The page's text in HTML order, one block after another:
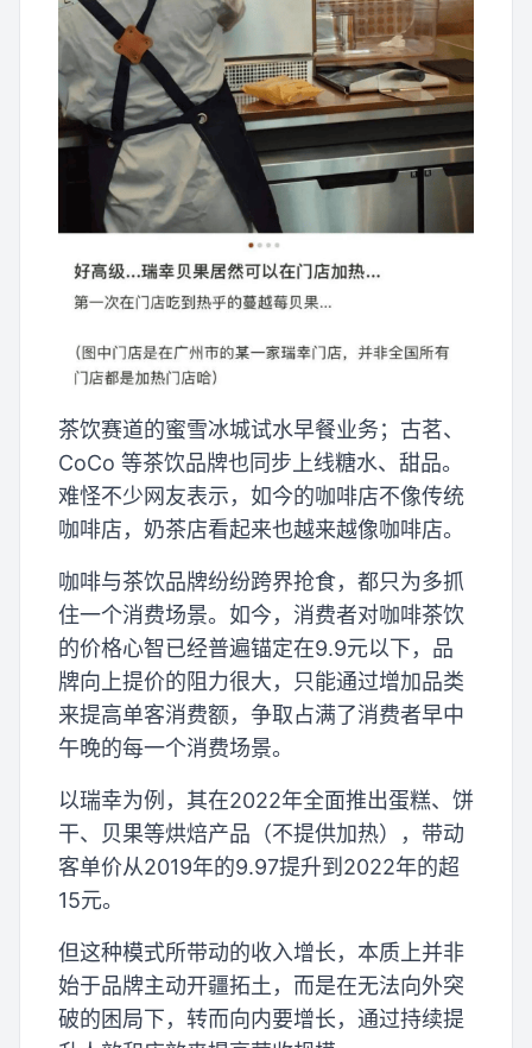
茶饮赛道的蜜雪冰城试水早餐业务；古茗、
CoCo 等茶饮品牌也同步上线糖水、甜品。
难怪不少网友表示，如今的咖啡店不像传统
咖啡店，奶茶店看起来也越来越像咖啡店。
咖啡与茶饮品牌纷纷跨界抢食，都只为多抓
住一个消费场景。如今，消费者对咖啡茶饮
的价格心智已经普遍锚定在9.9元以下，品
牌向上提价的阻力很大，只能通过增加品类
来提高单客消费额，争取占满了消费者早中
午晚的每一个消费场景。
以瑞幸为例，其在2022年全面推出蛋糕、饼
干、贝果等烘焙产品（不提供加热），带动
客单价从2019年的9.97提升到2022年的超
15元。
但这种模式所带动的收入增长，本质上并非
始于品牌主动开疆拓土，而是在无法向外突
破的困局下，转而向内要增长，通过持续提